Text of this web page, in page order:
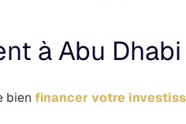
à Abu Dhabi
bien financer votre